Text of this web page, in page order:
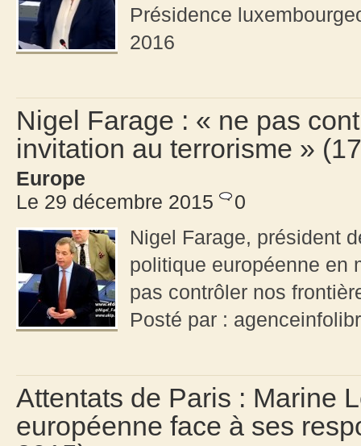
Présidence
2016
Nigel Farage : « ne pas
invitation au terrorisme »
Europe
Le 29 décembre 2015
0
Nigel Farage, président
politique européenne en
pas contrôler nos
Posté par :
Attentats de Paris : Marine
européenne face à ses